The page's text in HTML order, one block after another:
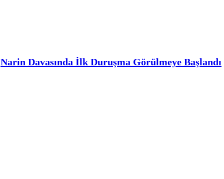
Narin Davasında İlk Duruşma Görülmeye Başlandı